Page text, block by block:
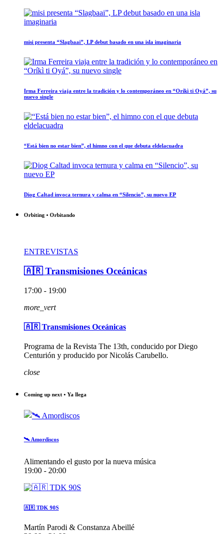
misi presenta “Slagbaai”, LP debut basado en una isla imaginaria
Irma Ferreira viaja entre la tradición y lo contemporáneo en “Oríkì ti Oyá”, su
nuevo single
“Está bien no estar bien”, el himno con el que debuta eldelacuadra
Diog Caltad invoca ternura y calma en “Silencio”, su nuevo EP
Orbiting • Orbitando
ENTREVISTAS
🇦🇷 Transmisiones Oceánicas
17:00 - 19:00
more_vert
🇦🇷 Transmisiones Oceánicas
Programa de la Revista The 13th, conducido por Diego
Centurión y producido por Nicolás Carubello.
close
Coming up next • Ya llega
🛰️ Amordiscos
Alimentando el gusto por la nueva música
19:00 - 20:00
🇦🇷 TDK 90S
Martín Parodi & Constanza Abeillé